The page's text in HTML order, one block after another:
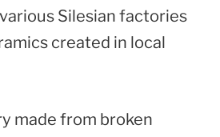
Silesian factories
created in local
made from broken